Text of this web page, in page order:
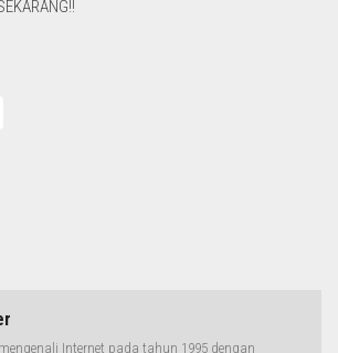
Internet pada tahun 1995 dengan